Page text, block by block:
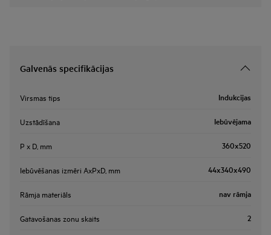
Galvenās specifikācijas
Virsmas tips Indukcijas
Uzstādīšana Iebūvējama
P x D, mm 360x520
Iebūvēšanas izmēri AxPxD, mm 44x340x490
Rāmja materiāls nav rāmja
Gatavošanas zonu skaits 2